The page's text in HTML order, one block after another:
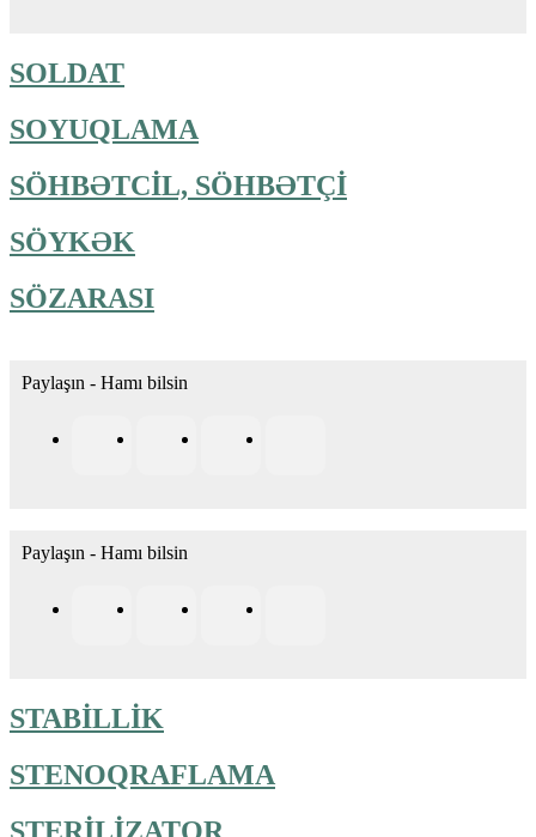
SOLDAT
SOYUQLAMA
SÖHBƏTCİL, SÖHBƏTÇİ
SÖYKƏK
SÖZARASI
Paylaşın - Hamı bilsin
Paylaşın - Hamı bilsin
STABİLLİK
STENOQRAFLAMA